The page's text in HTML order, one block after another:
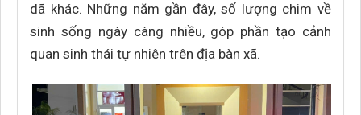
dã khác. Những năm gần đây, số lượng chim về
sinh sống ngày càng nhiều, góp phần tạo cảnh
quan sinh thái tự nhiên trên địa bàn xã.